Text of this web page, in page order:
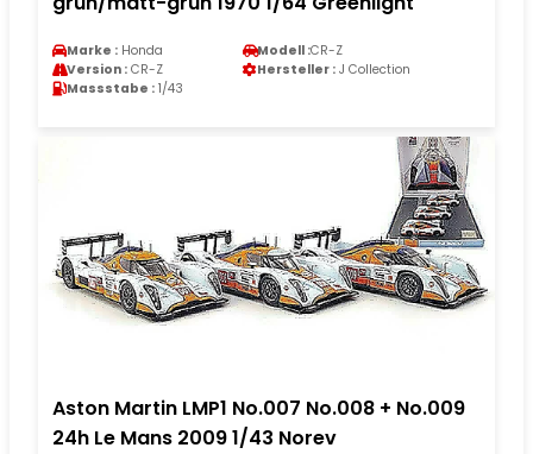
Marke : Honda Modell :CR-Z
Version : CR-Z Hersteller : J Collection
Massstabe : 1/43
Aston Martin LMP1 No.007 No.008 + No.009
24h Le Mans 2009 1/43 Norev